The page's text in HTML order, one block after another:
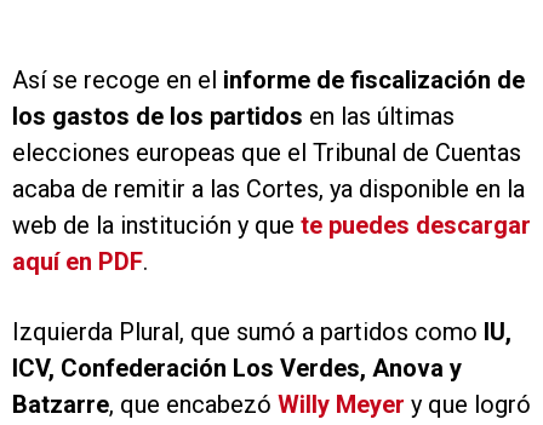
Así se recoge en el informe de fiscalización de
los gastos de los partidos en las últimas
elecciones europeas que el Tribunal de Cuentas
acaba de remitir a las Cortes, ya disponible en la
web de la institución y que te puedes descargar
aquí en PDF.
Izquierda Plural, que sumó a partidos como IU,
ICV, Confederación Los Verdes, Anova y
Batzarre, que encabezó Willy Meyer y que logró